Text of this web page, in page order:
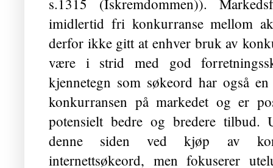
s.1315 (Is­krem­dommen)).
imidlertid fri konkurranse mellom
derfor ikke gitt at enhver bruk av
være i strid med god
kjennetegn som søkeord har også
konkurransen på markedet og er
potensielt bedre og bredere
denne siden ved kjøp av
internettsøkeord, men fokuserer